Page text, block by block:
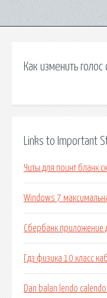
Как изменить
Links to Important
Читы для поинт бланк
Windows 7
Сбербанк приложение
Гдз физика 10 класс
Dan balan lendo calendo